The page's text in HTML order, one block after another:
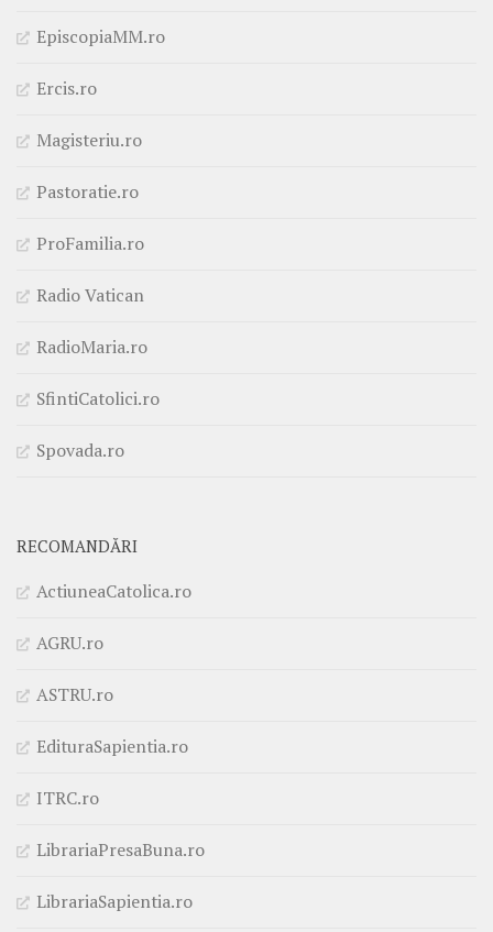
EpiscopiaMM.ro
Ercis.ro
Magisteriu.ro
Pastoratie.ro
ProFamilia.ro
Radio Vatican
RadioMaria.ro
SfintiCatolici.ro
Spovada.ro
RECOMANDĂRI
ActiuneaCatolica.ro
AGRU.ro
ASTRU.ro
EdituraSapientia.ro
ITRC.ro
LibrariaPresaBuna.ro
LibrariaSapientia.ro